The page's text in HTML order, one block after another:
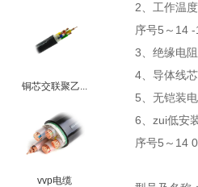
铜芯交联聚乙...
vvp电缆
2、工作温
序号5～14
3、绝缘电
4、导体线
5、无铠装
6、zui低安
序号5～14